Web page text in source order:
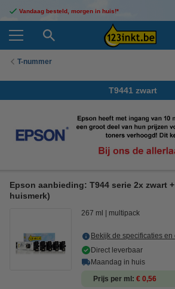
Vandaag besteld, morgen in huis!*
T-nummer
T9441 zwart
Epson aanbieding: T944 serie 2x zwart
huismerk)
267 ml multipack
Bekijk de specificaties en
Direct leverbaar
Maandag in huis
Prijs per ml
€ 0,56